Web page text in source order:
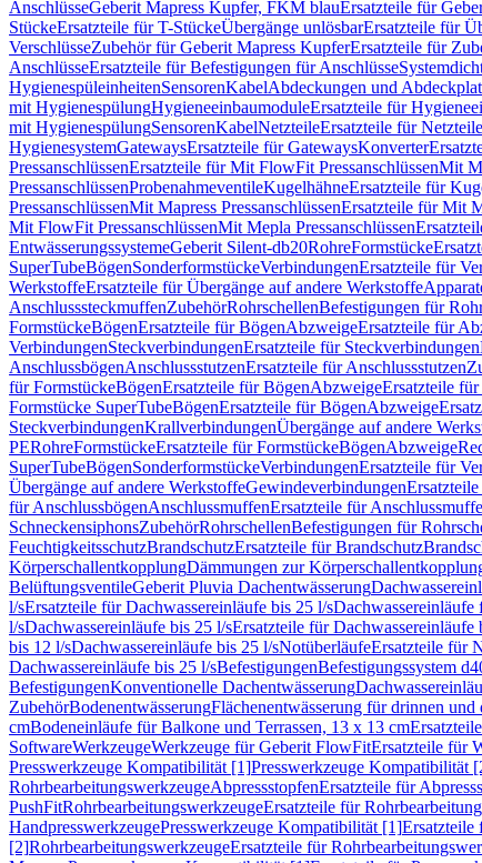
AnschlüsseGeberit Mapress Kupfer, FKM blauErsatzteile für
StückeErsatzteile für T-StückeÜbergänge unlösbarErsatzteile für
VerschlüsseZubehör für Geberit Mapress KupferErsatzteile für
AnschlüsseErsatzteile für Befestigungen für Anschlüsse
HygienespüleinheitenSensorenKabelAbdeckungen und
mit HygienespülungHygieneeinbaumoduleErsatzteile für
mit HygienespülungSensorenKabelNetzteileErsatzteile für Netzteile
HygienesystemGatewaysErsatzteile für GatewaysKonverter
PressanschlüssenErsatzteile für Mit FlowFit PressanschlüssenMit
PressanschlüssenProbenahmeventileKugelhähneErsatzteile für
PressanschlüssenMit Mapress PressanschlüssenErsatzteile für Mit
Mit FlowFit PressanschlüssenMit Mepla Pressanschlüssen
EntwässerungssystemeGeberit Silent-db20RohreFormstücke
SuperTubeBögenSonderformstückeVerbindungenErsatzteile für
WerkstoffeErsatzteile für Übergänge auf andere Werkstoffe
AnschlusssteckmuffenZubehörRohrschellenBefestigungen für
FormstückeBögenErsatzteile für BögenAbzweigeErsatzteile für
VerbindungenSteckverbindungenErsatzteile für Steckverbindungen
AnschlussbögenAnschlussstutzenErsatzteile für Anschlussstutzen
für FormstückeBögenErsatzteile für BögenAbzweigeErsatzteile
Formstücke SuperTubeBögenErsatzteile für BögenAbzweige
SteckverbindungenKrallverbindungenÜbergänge auf andere
PERohreFormstückeErsatzteile für FormstückeBögenAbzweige
SuperTubeBögenSonderformstückeVerbindungenErsatzteile für
Übergänge auf andere WerkstoffeGewindeverbindungen
für AnschlussbögenAnschlussmuffenErsatzteile für
SchneckensiphonsZubehörRohrschellenBefestigungen für
FeuchtigkeitsschutzBrandschutzErsatzteile für Brandschutz
KörperschallentkopplungDämmungen zur
BelüftungsventileGeberit Pluvia Dachentwässerung
l/sErsatzteile für Dachwassereinläufe bis 25 l/sDachwassereinläufe
l/sDachwassereinläufe bis 25 l/sErsatzteile für Dachwassereinläufe
bis 12 l/sDachwassereinläufe bis 25 l/sNotüberläufeErsatzteile für
Dachwassereinläufe bis 25 l/sBefestigungenBefestigungssystem
BefestigungenKonventionelle Dachentwässerung
ZubehörBodenentwässerungFlächenentwässerung für drinnen und
cmBodeneinläufe für Balkone und Terrassen, 13 x 13 cm
SoftwareWerkzeugeWerkzeuge für Geberit FlowFitErsatzteile für
Presswerkzeuge Kompatibilität [1]Presswerkzeuge Kompatibilität
RohrbearbeitungswerkzeugeAbpressstopfenErsatzteile für
PushFitRohrbearbeitungswerkzeugeErsatzteile für
HandpresswerkzeugePresswerkzeuge Kompatibilität [1]Ersatzteile
[2]RohrbearbeitungswerkzeugeErsatzteile für